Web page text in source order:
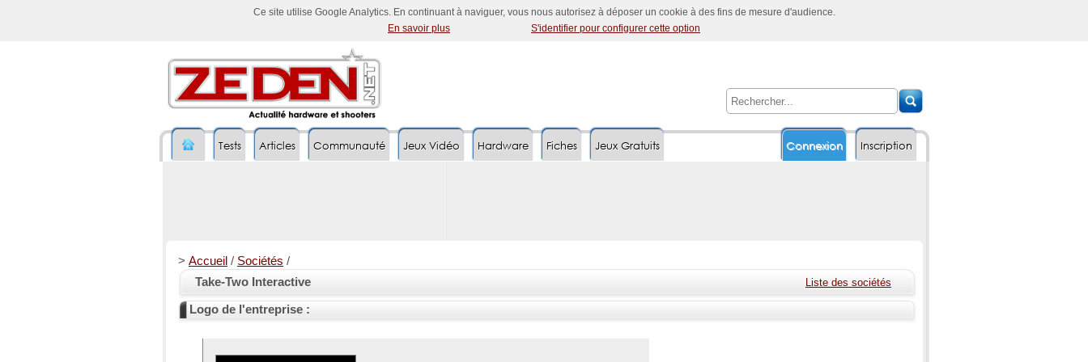
Ce site utilise Google Analytics. En continuant à naviguer, vous nous autorisez à déposer un cookie à des fins de mesure d'audience.
En savoir plus
S'identifier pour configurer cette option
Inscription
Tests Articles Communauté Jeux Vidéo Hardware Fiches Connexion
Jeux Gratuits
> Accueil / Sociétés /
Liste des sociétés
Take-Two Interactive
Logo de l'entreprise :